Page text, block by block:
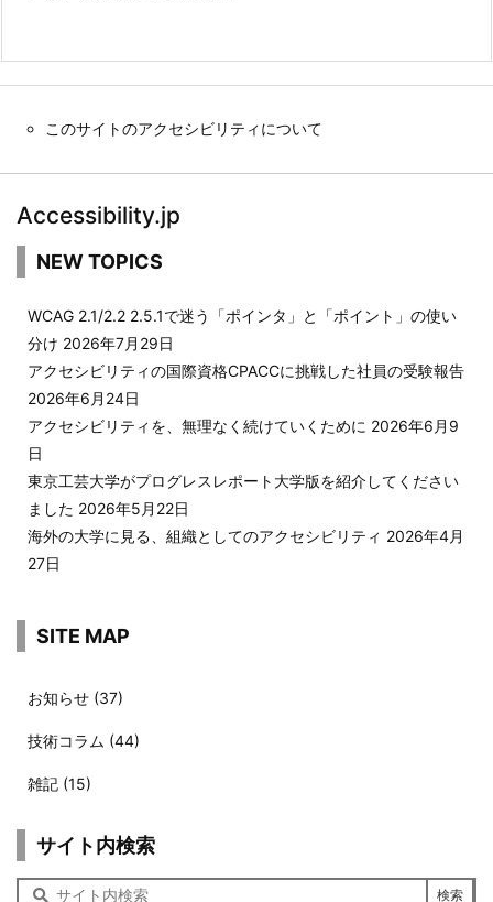
このサイトのアクセシビリティについて
Accessibility.jp
NEW TOPICS
WCAG 2.1/2.2 2.5.1で迷う「ポインタ」と「ポイント」の使い
分け 2026年7月29日
アクセシビリティの国際資格CPACCに挑戦した社員の受験報告
2026年6月24日
アクセシビリティを、無理なく続けていくために 2026年6月9
日
東京工芸大学がプログレスレポート大学版を紹介してください
ました 2026年5月22日
海外の大学に見る、組織としてのアクセシビリティ 2026年4月
27日
SITE MAP
お知らせ (37)
技術コラム (44)
雑記 (15)
サイト内検索
サ